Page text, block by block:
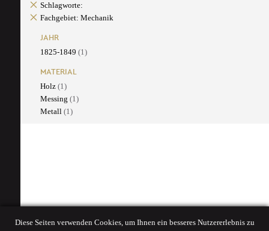
Schlagworte:
Fachgebiet: Mechanik
JAHR
1825-1849 (1)
MATERIAL
Holz (1)
Messing (1)
Metall (1)
Diese Seiten verwenden Cookies, um Ihnen ein besseres Nutzererlebnis zu